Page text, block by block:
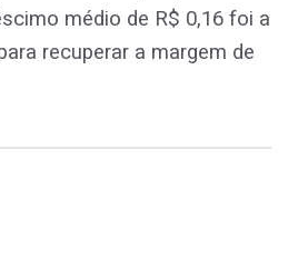
médio de R$ 0,16 foi a
recuperar a margem de